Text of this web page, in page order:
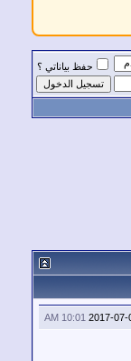
حفظ بياناتي ؟
2017-07-
10:01 AM